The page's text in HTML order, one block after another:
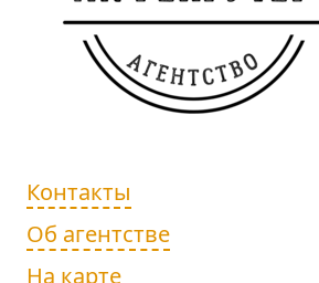
Контакты
Об агентстве
На карте